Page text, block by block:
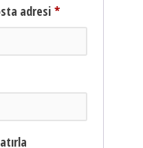
adresi *Gerekli